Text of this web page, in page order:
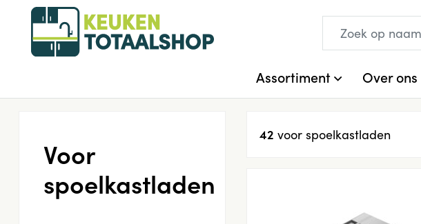
Assortiment Over ons
42 voor spoelkastladen
Voor
spoelkastladen